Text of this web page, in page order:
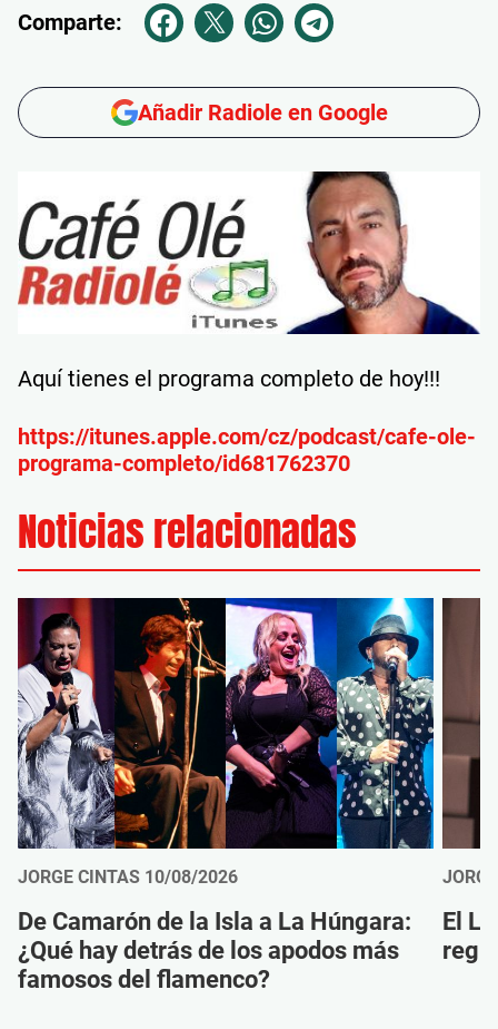
Comparte:
Añadir Radiole en Google
Aquí tienes el programa completo de hoy!!!
https://itunes.apple.com/cz/podcast/cafe-ole-
programa-completo/id681762370
Noticias relacionadas
JORGE CINTAS 10/08/2026
De Camarón de la Isla a La Húngara:
¿Qué hay detrás de los apodos más
famosos del flamenco?
El